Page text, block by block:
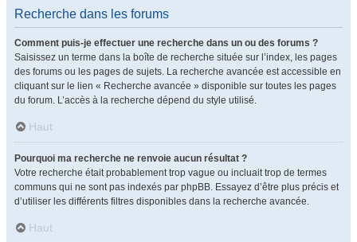
Recherche dans les forums
Comment puis-je effectuer une recherche dans un ou des forums ?
Saisissez un terme dans la boîte de recherche située sur l’index, les pages
des forums ou les pages de sujets. La recherche avancée est accessible en
cliquant sur le lien « Recherche avancée » disponible sur toutes les pages
du forum. L’accès à la recherche dépend du style utilisé.
Haut
Pourquoi ma recherche ne renvoie aucun résultat ?
Votre recherche était probablement trop vague ou incluait trop de termes
communs qui ne sont pas indexés par phpBB. Essayez d’être plus précis et
d’utiliser les différents filtres disponibles dans la recherche avancée.
Haut